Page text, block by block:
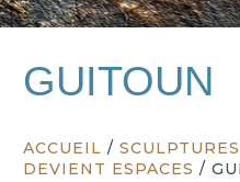
GUITOUN
ACCUEIL /
DEVIENT ESPACES /